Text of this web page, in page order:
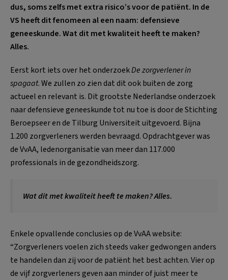
dus, soms zelfs met extra risico’s voor de patiënt. In de
VS heeft dit fenomeen al een naam: defensieve
geneeskunde. Wat dit met kwaliteit heeft te maken?
Alles.
Eerst kort iets over het onderzoekDe zorgverlener in
spagaat. We zullen zo zien dat dit ook buiten de zorg
actueel en relevant is. Dit grootste Nederlandse onderzoek
naar defensieve geneeskunde tot nu toe is door de Stichting
Beroepseer en de Tilburg Universiteit uitgevoerd. Bijna
1.200 zorgverleners werden bevraagd. Opdrachtgever was
de VvAA, ledenorganisatie van meer dan 117.000
professionals in de gezondheidszorg.
Wat dit met kwaliteit heeft te maken? Alles.
Enkele opvallende conclusies op de VvAA website:
“Zorgverleners voelen zich steeds vaker gedwongen anders
te handelen dan zij voor de patiënt het best achten. Vier op
de vijf zorgverleners geven aan minder of juist meer te